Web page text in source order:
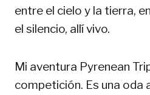
entre el cielo y la tierra,
el silencio, allí vivo.
Mi aventura Pyrenean
competición. Es una oda